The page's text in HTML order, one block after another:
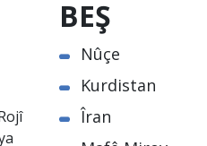
BEŞ
Nûçe
Kurdistan
Îran